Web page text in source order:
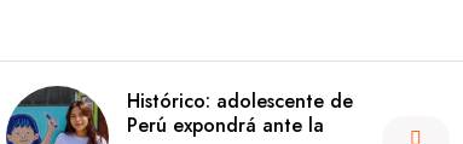
Histórico: adolescente de
Perú expondrá ante la